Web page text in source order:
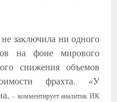
заключила ни одного
на фоне мирового
снижения объемов
фрахта. «У
– комментирует аналитик ИК